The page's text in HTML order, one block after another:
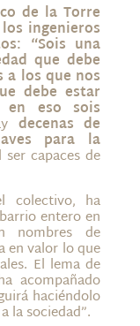
de la Torre
ingenieros
“Sois una
que debe
a los que nos
debe estar
en eso sois
decenas de
para la
ser capaces de
colectivo, ha
entero en
nombres de
en valor lo que
El lema de
acompañado
haciéndolo
la sociedad”.